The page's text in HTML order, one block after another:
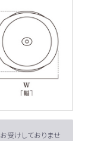
受けしておりませ